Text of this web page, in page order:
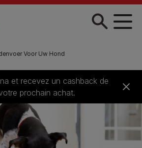
Voor Uw Hond
et recevez un cashback de
prochain achat.